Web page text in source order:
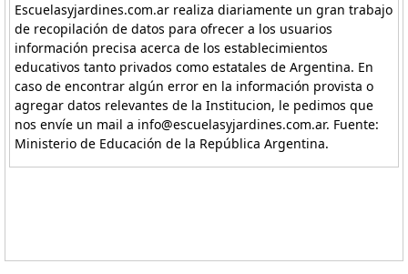
Escuelasyjardines.com.ar realiza diariamente un gran trabajo
de recopilación de datos para ofrecer a los usuarios
información precisa acerca de los establecimientos
educativos tanto privados como estatales de Argentina. En
caso de encontrar algún error en la información provista o
agregar datos relevantes de la Institucion, le pedimos que
nos envíe un mail a info@escuelasyjardines.com.ar. Fuente:
Ministerio de Educación de la República Argentina.